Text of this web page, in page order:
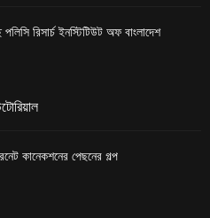
রিসার্চ ইনস্টিটিউট অফ বাংলাদেশ
কানেকশনের পেছনের গল্প